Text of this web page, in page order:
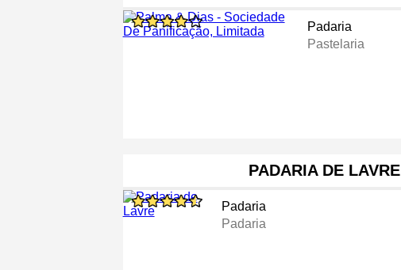
Padaria
Pastelaria
PADARIA DE LAVRE
Padaria
Padaria